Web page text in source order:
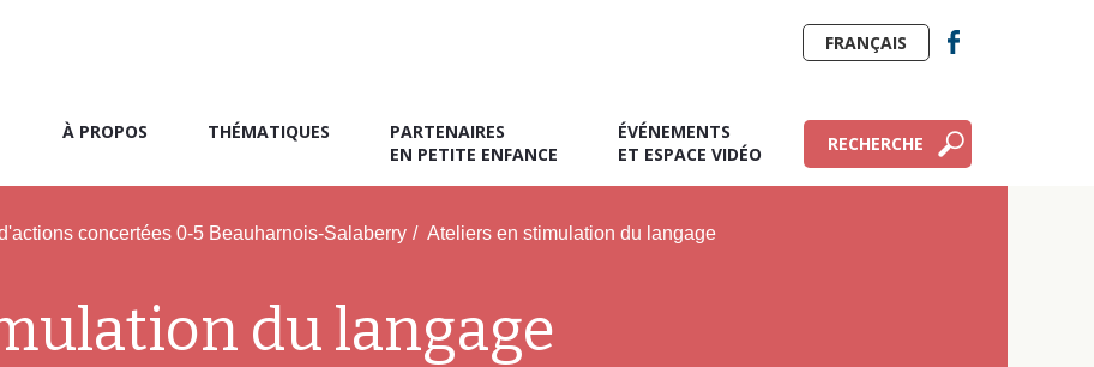
À PROPOS THÉMATIQUES
PARTENAIRES
EN PETITE ENFANCE
ÉVÉNEMENTS
ET ESPACE VIDÉO
RECHERCHE
FRANÇAIS
concertées 0-5 Beauharnois-Salaberry / Ateliers en stimulation du langage
du langage